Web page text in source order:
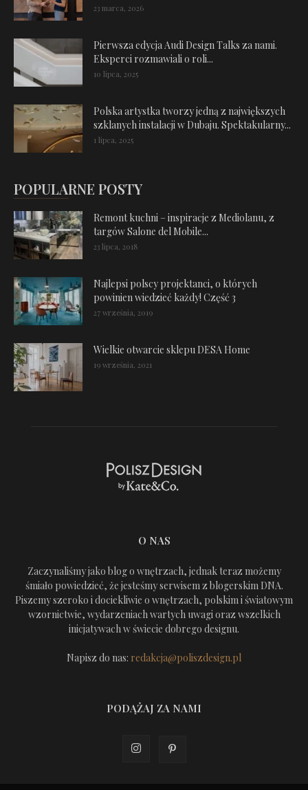
23 marca, 2026
Pierwsza edycja Audi Design Talks za nami.
Eksperci rozmawiali o roli...
10 lipca, 2025
Polska artystka tworzy jedną z największych
szklanych instalacji w Dubaju. Spektakularny...
1 lipca, 2025
POPULARNE POSTY
Remont kuchni – inspiracje z Mediolanu, z
targów Salone del Mobile...
23 lipca, 2018
Najlepsi polscy projektanci, o których
powinien wiedzieć każdy! Część 3
27 września, 2019
Wielkie otwarcie sklepu DESA Home
19 września, 2021
O NAS
Zaczynaliśmy jako blog o wnętrzach, jednak teraz możemy
śmiało powiedzieć, że jesteśmy serwisem z blogerskim DNA.
Piszemy szeroko i dociekliwie o wnętrzach, polskim i światowym
wzornictwie, wydarzeniach wartych uwagi oraz wszelkich
inicjatywach w świecie dobrego designu.
Napisz do nas: redakcja@poliszdesign.pl
PODĄŻAJ ZA NAMI